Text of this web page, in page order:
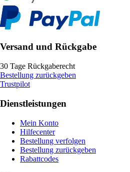
Versand und Rückgabe
30 Tage Rückgaberecht
Bestellung zurückgeben
Trustpilot
Dienstleistungen
Mein Konto
Hilfecenter
Bestellung verfolgen
Bestellung zurückgeben
Rabattcodes